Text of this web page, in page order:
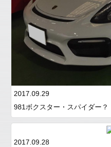
2017.09.29
981ボクスター・スパイダー？
2017.09.28